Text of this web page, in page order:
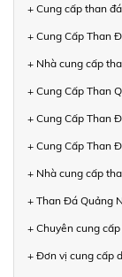
+ Cung cấp than
+ Cung Cấp Than
+ Nhà cung cấp
+ Cung Cấp Than
+ Cung Cấp Than
+ Cung Cấp Than
+ Nhà cung cấp
+ Than Đá Quảng
+ Chuyên cung
+ Đơn vị cung cấp